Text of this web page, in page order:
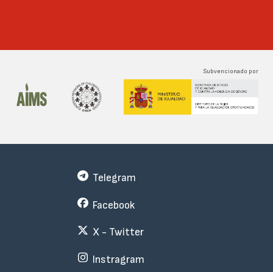
Subvencionado por
Telegram
Facebook
X - Twitter
Instragram